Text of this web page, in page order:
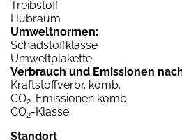
Treibstoff
Hubraum
Umweltnormen:
Schadstoffklasse
Umweltplakette
Verbrauch und Emissionen
Kraftstoffverbr. komb.
CO2-Emissionen komb.
CO2-Klasse
Standort